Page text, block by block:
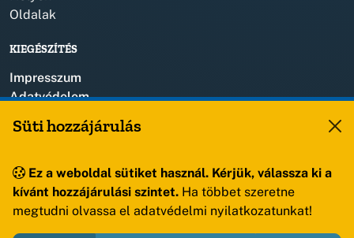
Oldalak
KIEGÉSZÍTÉS
Impresszum
Adatvédelem
+36 88 459 150
8193 Sóly, Kossuth Lajos u.57.
Süti hozzájárulás
Ez a weboldal sütiket használ. Kérjük, válassza ki a
kívánt hozzájárulási szintet. Ha többet szeretne
megtudni olvassa el adatvédelmi nyilatkozatunkat!